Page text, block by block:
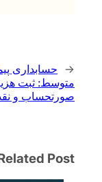
←
حسابداری
متوسط: ثبت
صورتحساب و
Post